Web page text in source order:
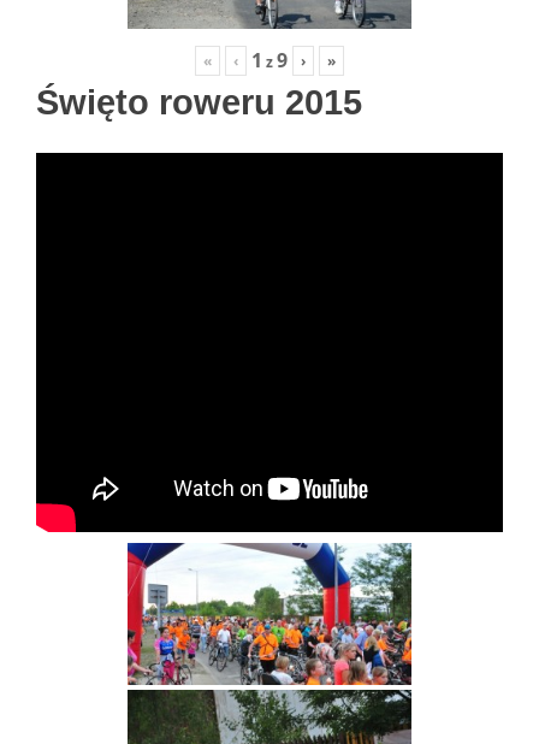
« ‹ 1 z9 › »
Święto roweru 2015